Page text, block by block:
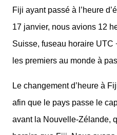
Fiji ayant passé à l’heure
17 janvier, nous avions 12
Suisse, fuseau horaire UTC
les premiers au monde à
Le changement d’heure à
afin que le pays passe le
avant la Nouvelle-Zélande,